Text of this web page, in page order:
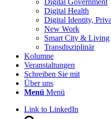
Digital Government
Digital Health
Digital Identity,
New Work
Smart City & Living
Transdisziplinär
Kolumne
Veranstaltungen
Schreiben Sie mit
Über uns
Menü Menü
Link to LinkedIn